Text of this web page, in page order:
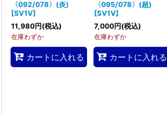
〈092/078〉(炎)
[SV1V]
11,980円(税込)
在庫わずか
カートに入れる
〈095/078〉(超)
[SV1V]
7,000円(税込)
在庫わずか
カートに入れる